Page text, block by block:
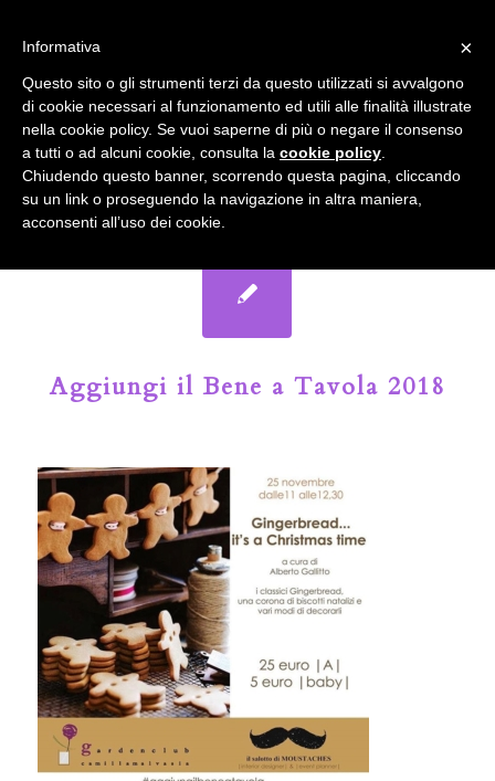
Il Blog del Garden Club di Bologna
Aggiungi il Bene a Tavola 2018
accetta l'uso dei cookies previsto nella pagina dedicata.
Fai clic per abilitare/disabilitare il tracciamento di
Google Analytics.
OK Privacy e cookie policy
×
Informativa
Questo sito o gli strumenti terzi da questo utilizzati si avvalgono
di cookie necessari al funzionamento ed utili alle finalità illustrate
nella cookie policy. Se vuoi saperne di più o negare il consenso
a tutti o ad alcuni cookie, consulta la cookie policy
Chiudendo questo banner, scorrendo questa pagina, cliccando
su un link o proseguendo la navigazione in altra maniera,
acconsenti all’uso dei cookie.